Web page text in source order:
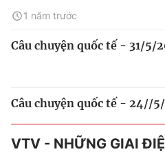
1 năm trước
Câu chuyện quốc tế - 31/5/
Câu chuyện quốc tế - 24//
VTV - NHỮNG GIAI